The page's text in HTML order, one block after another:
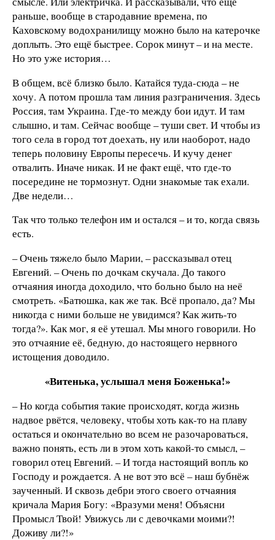
раньше, вообще в стародавние времена, по
Каховскому водохранилищу можно было на катерочке
доплыть. Это ещё быстрее. Сорок минут – и на месте.
Но это уже история…
В общем, всё близко было. Катайся туда-сюда – не
хочу. А потом прошла там линия разграничения. Здесь
Россия, там Украина. Где-то между бои идут. И там
слышно, и там. Сейчас вообще – туши свет. И чтобы из
того села в город тот доехать, ну или наоборот, надо
теперь половину Европы пересечь. И кучу денег
отвалить. Иначе никак. И не факт ещё, что где-то
посередине не тормознут. Одни знакомые так ехали.
Две недели…
Так что только телефон им и остался – и то, когда связь
есть.
– Очень тяжело было Марии, – рассказывал отец
Евгений. – Очень по дочкам скучала. До такого
отчаяния иногда доходило, что больно было на неё
смотреть. «Батюшка, как же так. Всё пропало, да? Мы
никогда с ними больше не увидимся? Как жить-то
тогда?». Как мог, я её утешал. Мы много говорили. Но
это отчаяние её, бедную, до настоящего нервного
истощения доводило.
«Витенька, услышал меня Боженька!»
– Но когда события такие происходят, когда жизнь
надвое рвётся, человеку, чтобы хоть как-то на плаву
остаться и окончательно во всем не разочароваться,
важно понять, есть ли в этом хоть какой-то смысл, –
говорил отец Евгений. – И тогда настоящий вопль ко
Господу и рождается. А не вот это всё – наш бубнёж
заученный. И сквозь дебри этого своего отчаяния
кричала Мария Богу: «Вразуми меня! Объясни
Промысл Твой! Увижусь ли с девочками моими?!
Доживу ли?!»